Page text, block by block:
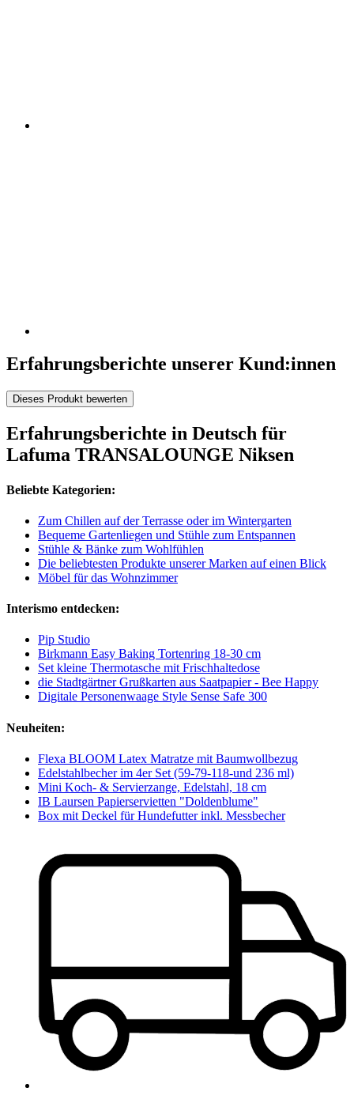
Erfahrungsberichte unserer Kund:innen
Dieses Produkt bewerten
Erfahrungsberichte in Deutsch für
Lafuma TRANSALOUNGE Niksen
Beliebte Kategorien:
Zum Chillen auf der Terrasse oder im Wintergarten
Bequeme Gartenliegen und Stühle zum Entspannen
Stühle & Bänke zum Wohlfühlen
Die beliebtesten Produkte unserer Marken auf einen Blick
Möbel für das Wohnzimmer
Interismo entdecken:
Pip Studio
Birkmann Easy Baking Tortenring 18-30 cm
Set kleine Thermotasche mit Frischhaltedose
die Stadtgärtner Grußkarten aus Saatpapier - Bee Happy
Digitale Personenwaage Style Sense Safe 300
Neuheiten:
Flexa BLOOM Latex Matratze mit Baumwollbezug
Edelstahlbecher im 4er Set (59-79-118-und 236 ml)
Mini Koch- & Servierzange, Edelstahl, 18 cm
IB Laursen Papierservietten "Doldenblume"
Box mit Deckel für Hundefutter inkl. Messbecher